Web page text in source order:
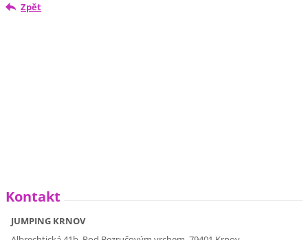
Zpět
Kontakt
JUMPING KRNOV